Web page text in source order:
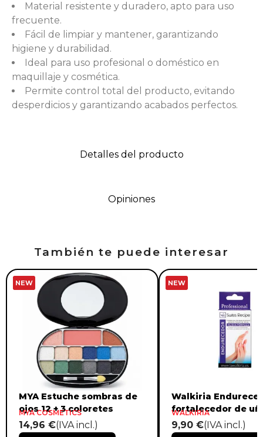
Detalles del producto
Opiniones
Material resistente y duradero, apto para uso
frecuente.
Fácil de limpiar y mantener, garantizando
higiene y durabilidad.
Ideal para uso profesional o doméstico en
maquillaje y cosmética.
Permite control total del producto, evitando
desperdicios y garantizando acabados perfectos.
También te puede interesar
NEW
MYA Estuche sombras de
ojos 12 + 3 coloretes
MYA COSMETICS
14,96 €(IVA incl.)
NEW
Walkiria
fortalecedor de
WALKIRIA
9,90 €(IVA incl.)